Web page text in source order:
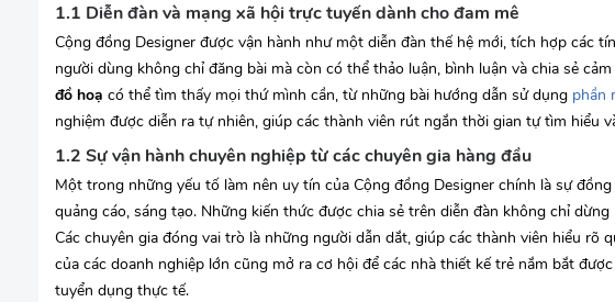
1.1 Diễn đàn và mạng xã hội trực tuyến dành cho đam mê
Cộng đồng Designer được vận hành như một diễn đàn thế hệ mới, tích hợp các
người dùng không chỉ đăng bài mà còn có thể thảo luận, bình luận và chia sẻ
đồ hoạ có thể tìm thấy mọi thứ mình cần, từ những bài hướng dẫn sử dụng phần
nghiệm được diễn ra tự nhiên, giúp các thành viên rút ngắn thời gian tự tìm hiểu
1.2 Sự vận hành chuyên nghiệp từ các chuyên gia hàng đầu
Một trong những yếu tố làm nên uy tín của Cộng đồng Designer chính là sự
quảng cáo, sáng tạo. Những kiến thức được chia sẻ trên diễn đàn không chỉ
Các chuyên gia đóng vai trò là những người dẫn dắt, giúp các thành viên hiểu rõ
của các doanh nghiệp lớn cũng mở ra cơ hội để các nhà thiết kế trẻ nắm bắt
tuyển dụng thực tế.